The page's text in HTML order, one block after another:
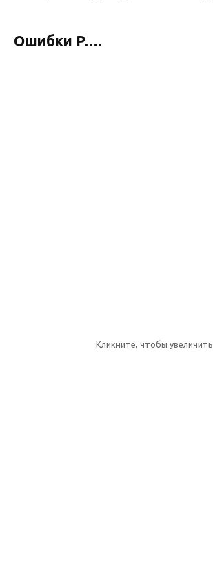
Ошибки P….
Кликните, чтобы увеличить